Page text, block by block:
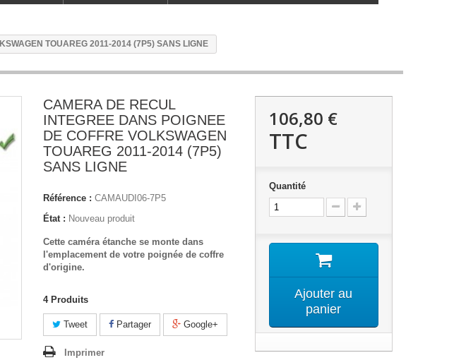
TOUAREG 2011-2014 (7P5) SANS LIGNE
CAMERA DE RECUL
INTEGREE DANS POIGNEE
DE COFFRE VOLKSWAGEN
TOUAREG 2011-2014 (7P5)
SANS LIGNE
Référence : CAMAUDI06-7P5
État : Nouveau produit
Cette caméra étanche se monte dans
l'emplacement de votre poignée de coffre
d'origine.
4 Produits
Tweet Partager Google+
Imprimer
106,80 €
TTC
Quantité
Ajouter au
panier